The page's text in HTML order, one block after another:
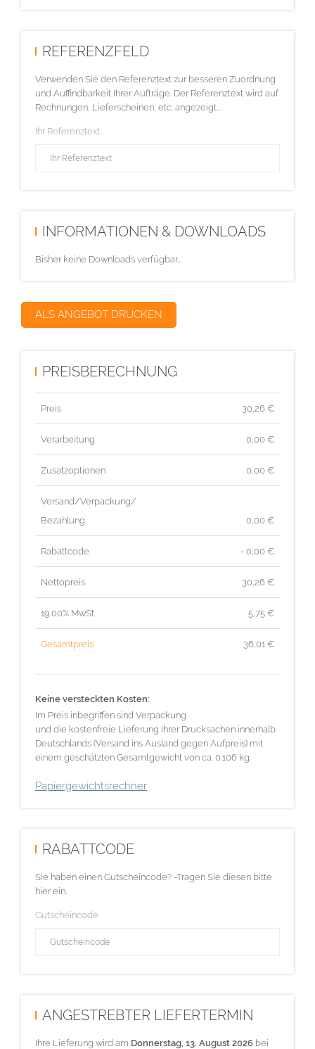
REFERENZFELD
Verwenden Sie den Referenztext zur besseren Zuordnung
und Auffindbarkeit Ihrer Aufträge. Der Referenztext wird auf
Rechnungen, Lieferscheinen, etc. angezeigt...
Ihr Referenztext
INFORMATIONEN & DOWNLOADS
Bisher keine Downloads verfügbar...
ALS ANGEBOT DRUCKEN
PREISBERECHNUNG
Preis 30,26 €
Verarbeitung 0,00 €
Zusatzoptionen 0,00 €
Versand/Verpackung/
Bezahlung
0,00 €
Rabattcode - 0,00 €
Nettopreis 30,26 €
19.00% MwSt 5,75 €
Gesamtpreis 36,01 €
Keine versteckten Kosten:
Im Preis inbegriffen sind Verpackung
und die kostenfreie Lieferung Ihrer Drucksachen innerhalb
Deutschlands (Versand ins Ausland gegen Aufpreis) mit
einem geschätzten Gesamtgewicht von ca. 0.106 kg.
Papiergewichtsrechner
RABATTCODE
Sie haben einen Gutscheincode? -Tragen Sie diesen bitte
hier ein.
Gutscheincode
ANGESTREBTER LIEFERTERMIN
Ihre Lieferung wird am Donnerstag, 13. August 2026 bei